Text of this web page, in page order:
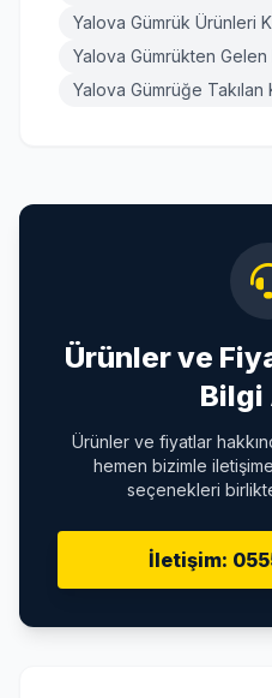
Yalova Gümrük Ürünleri
Yalova Gümrükten Gelen
Yalova Gümrüğe Takılan
Ürünler ve
Bilgi
Ürünler ve fiyatlar
hemen bizimle
seçenekleri
İletişim: